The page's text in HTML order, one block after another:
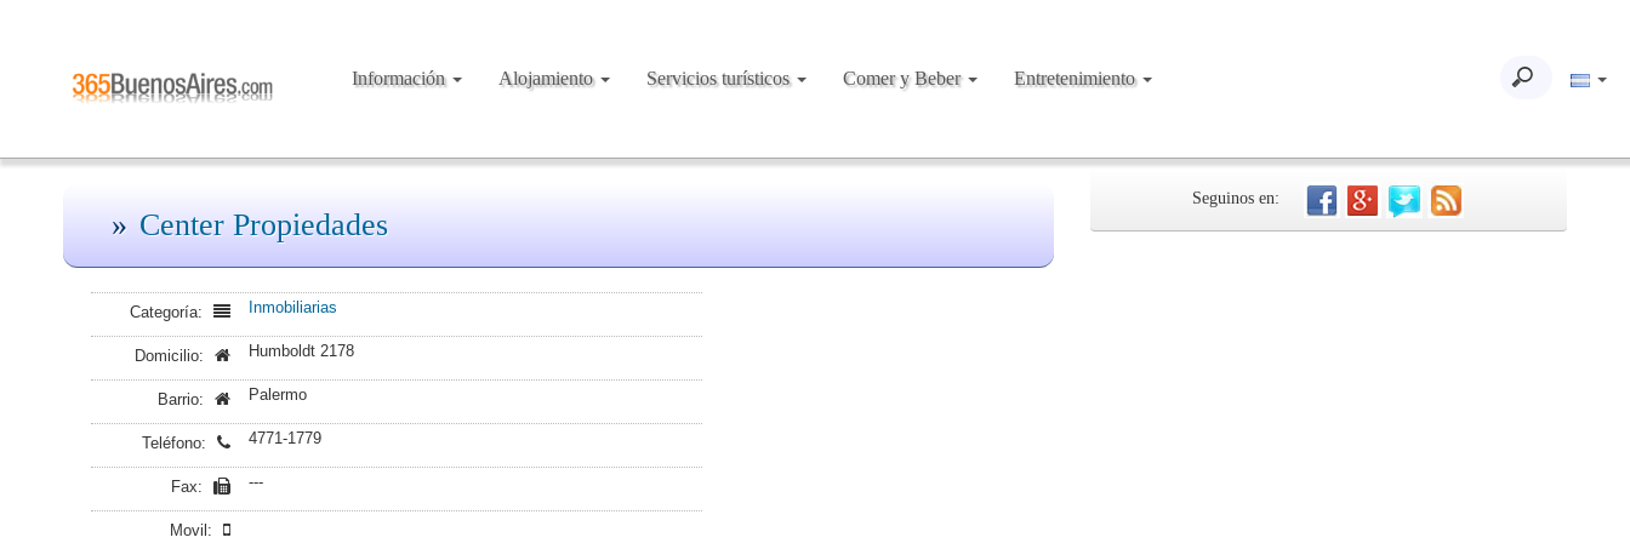
Información Alojamiento Servicios turísticos Comer y Beber Entretenimiento
Center Propiedades
Categoría: Inmobiliarias
Domicilio: Humboldt 2178
Barrio: Palermo
Teléfono: 4771-1779
Fax: ---
Movil:
Seguinos en: